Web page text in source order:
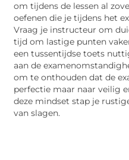
om tijdens de lessen al
oefenen die je tijdens het
Vraag je instructeur om
tijd om lastige punten
een tussentijdse toets
aan de
om te onthouden dat de
perfectie maar naar veilig
deze mindset stap je
van slagen.